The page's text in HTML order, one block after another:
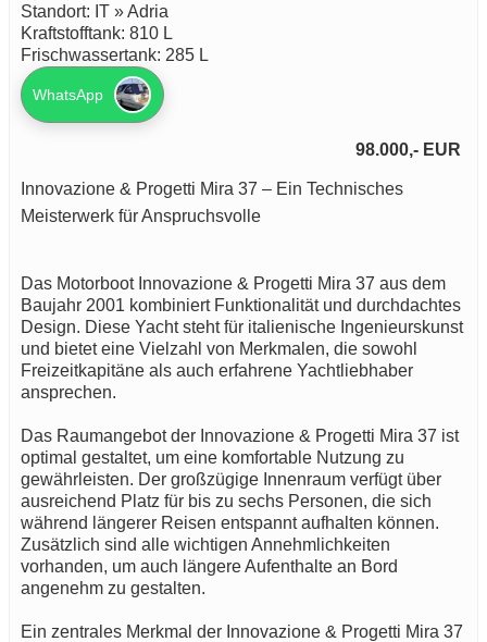
Standort: IT » Adria
Kraftstofftank: 810 L
Frischwassertank: 285 L
WhatsApp
98.000,- EUR
Innovazione & Progetti Mira 37 – Ein Technisches
Meisterwerk für Anspruchsvolle
Das Motorboot Innovazione & Progetti Mira 37 aus dem
Baujahr 2001 kombiniert Funktionalität und durchdachtes
Design. Diese Yacht steht für italienische Ingenieurskunst
und bietet eine Vielzahl von Merkmalen, die sowohl
Freizeitkapitäne als auch erfahrene Yachtliebhaber
ansprechen.
Das Raumangebot der Innovazione & Progetti Mira 37 ist
optimal gestaltet, um eine komfortable Nutzung zu
gewährleisten. Der großzügige Innenraum verfügt über
ausreichend Platz für bis zu sechs Personen, die sich
während längerer Reisen entspannt aufhalten können.
Zusätzlich sind alle wichtigen Annehmlichkeiten
vorhanden, um auch längere Aufenthalte an Bord
angenehm zu gestalten.
Ein zentrales Merkmal der Innovazione & Progetti Mira 37